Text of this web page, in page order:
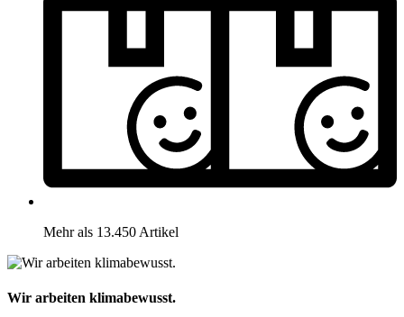
Mehr als 13.450 Artikel
Wir arbeiten klimabewusst.